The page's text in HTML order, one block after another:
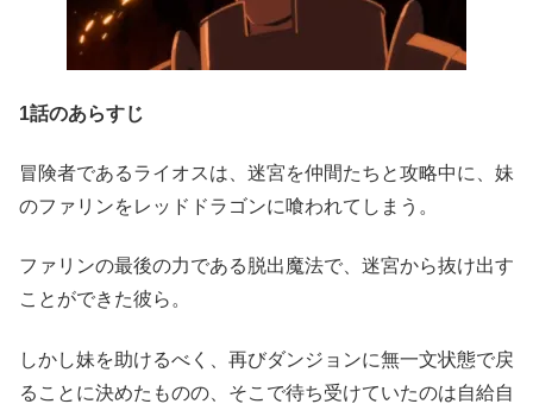
1話のあらすじ
冒険者であるライオスは、迷宮を仲間たちと攻略中に、妹
のファリンをレッドドラゴンに喰われてしまう。
ファリンの最後の力である脱出魔法で、迷宮から抜け出す
ことができた彼ら。
しかし妹を助けるべく、再びダンジョンに無一文状態で戻
ることに決めたものの、そこで待ち受けていたのは自給自